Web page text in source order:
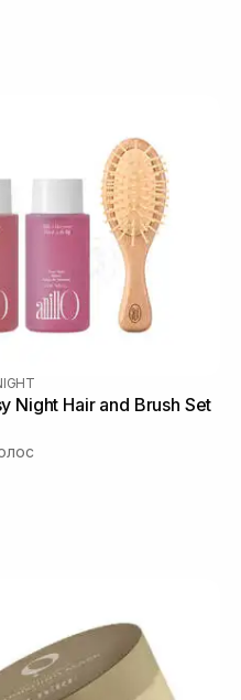
Night Hair and Brush Set